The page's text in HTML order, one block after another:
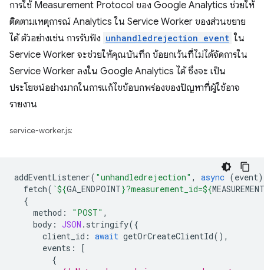
การใช้ Measurement Protocol ของ Google Analytics ช่วยให้
ติดตามเหตุการณ์ Analytics ใน Service Worker ของส่วนขยาย
ได้ ตัวอย่างเช่น การรับฟัง unhandledrejection event ใน
Service Worker จะช่วยให้คุณบันทึก ข้อยกเว้นที่ไม่ได้จัดการใน
Service Worker ลงใน Google Analytics ได้ ซึ่งจะ เป็น
ประโยชน์อย่างมากในการแก้ไขข้อบกพร่องของปัญหาที่ผู้ใช้อาจ
รายงาน
service-worker.js:
addEventListener( "unhandledrejection" , async (event)
fetch( `${GA_ENDPOINT}?measurement_id=${
{
method : "POST" ,
body : JSON . stringify({
client_id : await getOrCreateClientId(),
events :
[
{